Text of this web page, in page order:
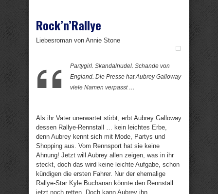
Rock’n’Rallye
Liebesroman von Annie Stone
Partygirl. Skandalnudel. Schande von
England. Die Presse hat Aubrey Galloway
viele Namen verpasst …
Als ihr Vater unerwartet stirbt, erbt Aubrey Galloway
dessen Rallye-Rennstall … kein leichtes Erbe,
denn Aubrey kennt sich mit Mode, Partys und
Shopping aus. Vom Rennsport hat sie keine
Ahnung! Jetzt will Aubrey allen zeigen, was in ihr
steckt, doch das wird keine leichte Aufgabe, schon
kündigen die ersten Fahrer. Nur der ehemalige
Rallye-Star Kyle Buchanan könnte den Rennstall
jetzt noch retten. Doch kann Aubrey ihn